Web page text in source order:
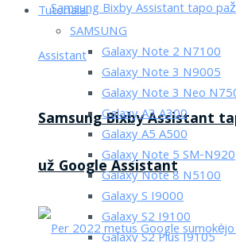
Samsung Bixby Assistant
už Google Assistant
Tutorialai
SAMSUNG
Galaxy Note 2 N7100
Galaxy Note 3 N9005
Galaxy Note 3 Neo
Galaxy A3 A300
Galaxy A5 A500
Galaxy Note 5 SM-N920
Galaxy Note 8 N5100
Galaxy S I9000
Galaxy S2 I9100